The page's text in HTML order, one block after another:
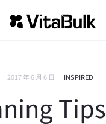
2017 年 6 月 6 日 INSPIRED